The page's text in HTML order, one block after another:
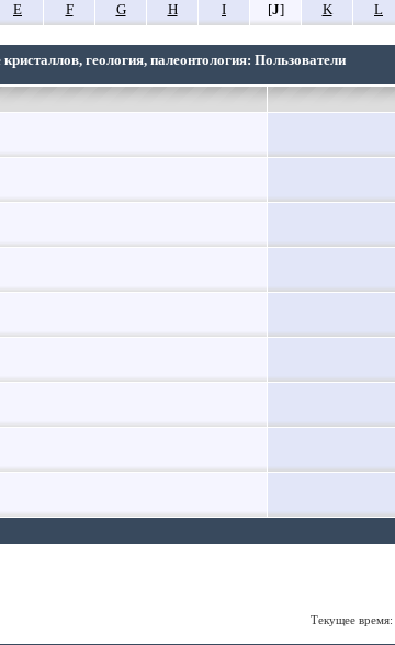
E F G H I [J] K L
геология, палеонтология: Пользователи
Текущее время: